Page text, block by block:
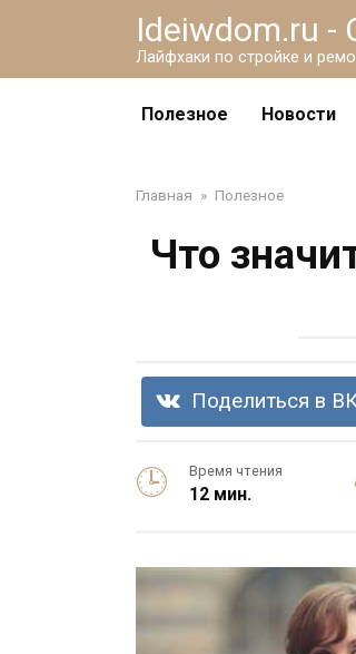
Ideiwdom.ru -
Лайфхаки по стройке и
Полезное Новости
Главная » Полезное
Что
Поделиться в
Время чтения
12 мин.